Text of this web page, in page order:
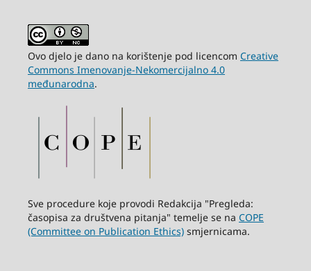
Ovo djelo je dano na korištenje pod licencom Creative
Commons Imenovanje-Nekomercijalno 4.0
međunarodna.
Sve procedure koje provodi Redakcija "Pregleda:
časopisa za društvena pitanja" temelje se na COPE
(Committee on Publication Ethics)smjernicama.